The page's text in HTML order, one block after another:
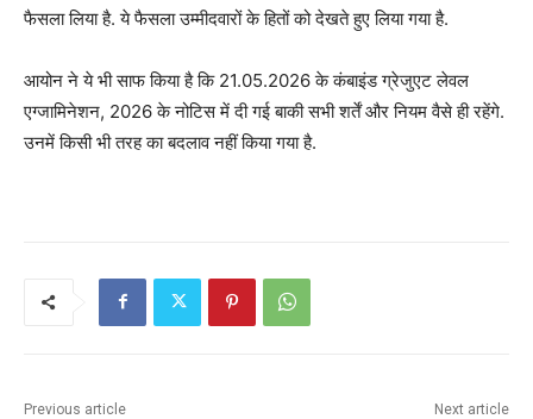
फैसला लिया है. ये फैसला उम्मीदवारों के हितों को देखते हुए लिया गया है.
आयोन ने ये भी साफ किया है कि 21.05.2026 के कंबाइंड ग्रेजुएट लेवल
एग्जामिनेशन, 2026 के नोटिस में दी गई बाकी सभी शर्तें और नियम वैसे ही रहेंगे.
उनमें किसी भी तरह का बदलाव नहीं किया गया है.
Previous article Next article